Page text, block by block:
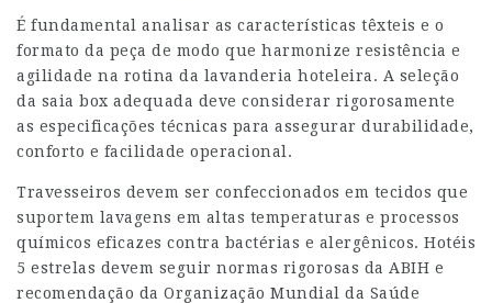
É fundamental analisar as características têxteis e o
formato da peça de modo que harmonize resistência e
agilidade na rotina da lavanderia hoteleira. A seleção
da saia box adequada deve considerar rigorosamente
as especificações técnicas para assegurar durabilidade,
conforto e facilidade operacional.
Travesseiros devem ser confeccionados em tecidos que
suportem lavagens em altas temperaturas e processos
químicos eficazes contra bactérias e alergênicos. Hotéis
5 estrelas devem seguir normas rigorosas da ABIH e
recomendação da Organização Mundial da Saúde